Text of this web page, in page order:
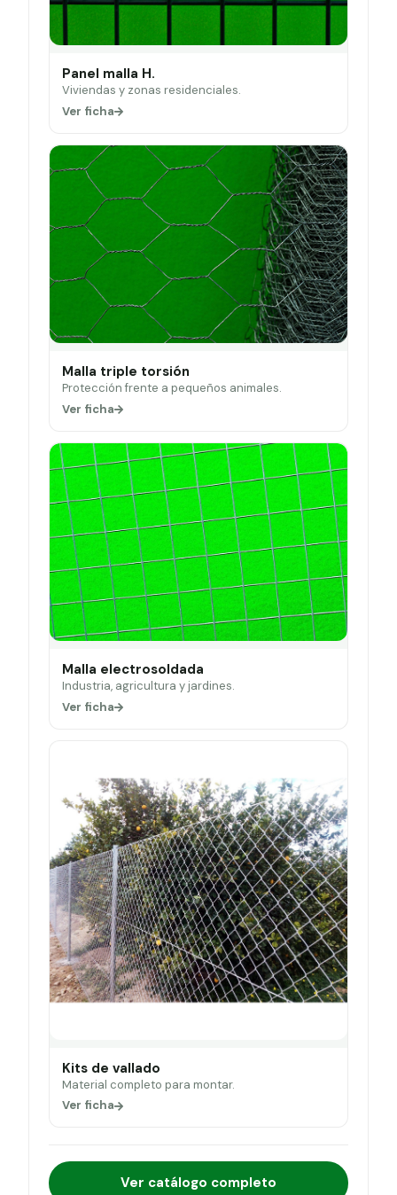
Panel malla H.
Viviendas y zonas residenciales.
Ver ficha
Malla triple torsión
Protección frente a pequeños animales.
Ver ficha
Malla electrosoldada
Industria, agricultura y jardines.
Ver ficha
Kits de vallado
Material completo para montar.
Ver ficha
Ver catálogo completo